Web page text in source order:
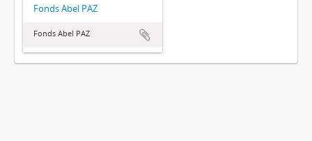
Fonds Abel PAZ
Fonds Abel PAZ